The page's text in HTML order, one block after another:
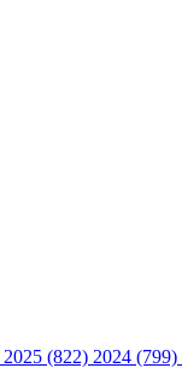
2025 (822) 2024 (799)